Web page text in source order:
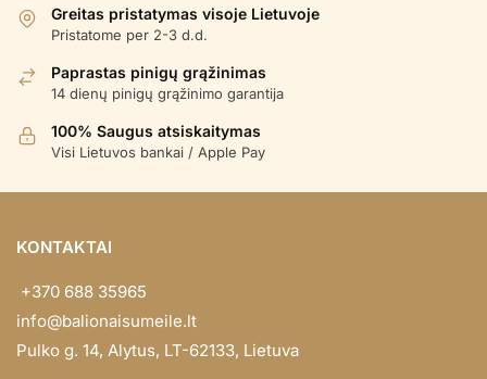
Greitas pristatymas visoje Lietuvoje
Pristatome per 2-3 d.d.
Paprastas pinigų grąžinimas
14 dienų pinigų grąžinimo garantija
100% Saugus atsiskaitymas
Visi Lietuvos bankai / Apple Pay
KONTAKTAI
+370 688 35965
info@balionaisumeile.lt
Pulko g. 14, Alytus, LT-62133, Lietuva